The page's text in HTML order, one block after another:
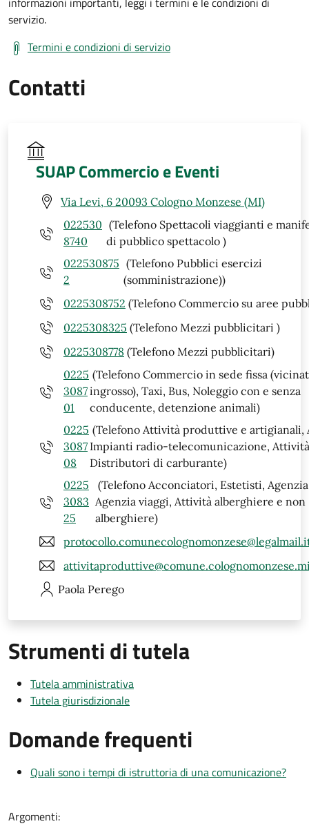
servizio.
Termini e condizioni di servizio
Contatti
SUAP Commercio e Eventi
Via Levi, 6 20093 Cologno Monzese (MI)
022530
8740
(Telefono Spettacoli viaggianti e
di pubblico spettacolo )
022530875
2
(Telefono Pubblici esercizi
(somministrazione))
0225308752 (Telefono Commercio su aree
0225308325 (Telefono Mezzi pubblicitari )
0225308778 (Telefono Mezzi pubblicitari)
0225
3087
01
(Telefono Commercio in sede fissa
ingrosso), Taxi, Bus, Noleggio con e senza
conducente, detenzione animali)
0225
3087
08
(Telefono Attività produttive e artigianali,
Impianti radio-telecomunicazione,
Distributori di carburante)
0225
3083
25
(Telefono Acconciatori, Estetisti,
Agenzia viaggi, Attività alberghiere e non
alberghiere)
Paola Perego
Strumenti di tutela
Tutela amministrativa
Tutela giurisdizionale
Domande frequenti
Quali sono i tempi di istruttoria di una comunicazione?
Argomenti: